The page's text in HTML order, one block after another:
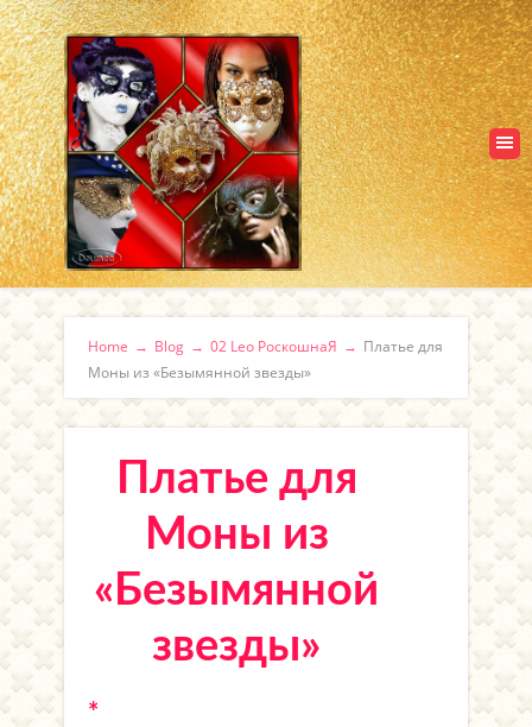
Home → Blog → 02 Leo РоскошнаЯ → Платье для
Моны из «Безымянной звезды»
Платье для
Моны из
«Безымянной
звезды»
*